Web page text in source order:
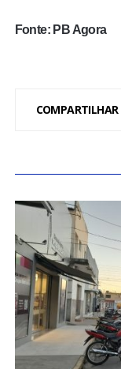
Fonte: PB Agora
COMPARTILHAR